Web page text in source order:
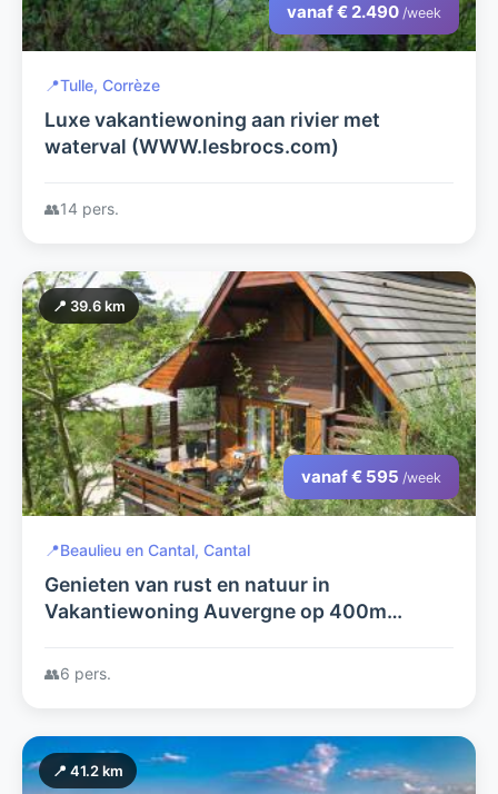
vanaf € 2.490 /week
📍Tulle, Corrèze
Luxe vakantiewoning aan rivier met
waterval (WWW.lesbrocs.com)
👥14 pers.
📍 39.6 km
vanaf € 595 /week
📍Beaulieu en Cantal, Cantal
Genieten van rust en natuur in
Vakantiewoning Auvergne op 400m
👥6 pers.
📍 41.2 km